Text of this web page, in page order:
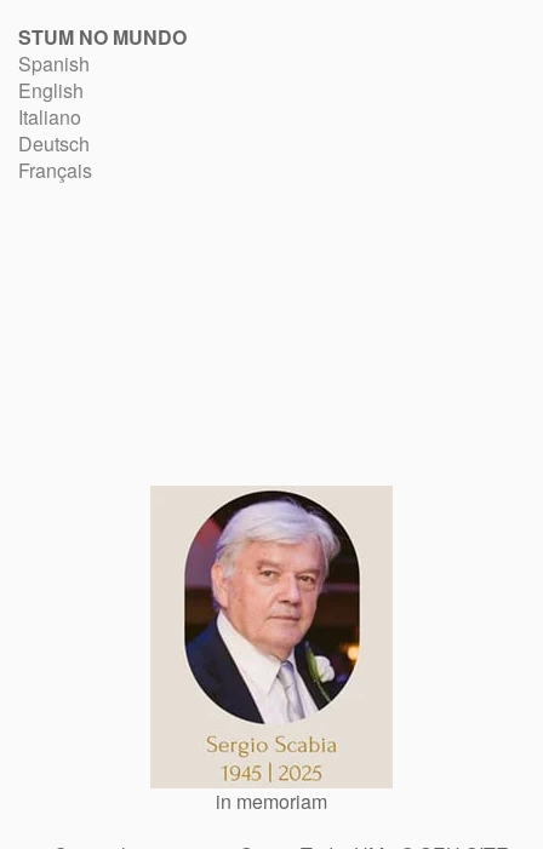
STUM NO MUNDO
Spanish
English
Italiano
Deutsch
Français
in memoriam